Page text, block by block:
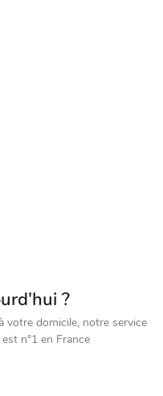
?
votre domicile, notre service
n°1 en France